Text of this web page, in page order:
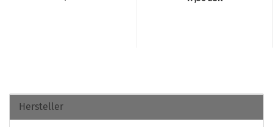
Hersteller